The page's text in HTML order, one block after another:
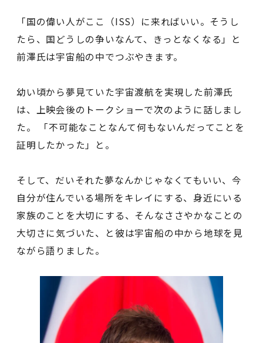
「国の偉い人がここ（ISS）に来ればいい。そうし
たら、国どうしの争いなんて、きっとなくなる」と
前澤氏は宇宙船の中でつぶやきます。
幼い頃から夢見ていた宇宙渡航を実現した前澤氏
は、上映会後のトークショーで次のように話しまし
た。 「不可能なことなんて何もないんだってことを
証明したかった」と。
そして、だいそれた夢なんかじゃなくてもいい、今
自分が住んでいる場所をキレイにする、身近にいる
家族のことを大切にする、そんなささやかなことの
大切さに気づいた、と彼は宇宙船の中から地球を見
ながら語りました。